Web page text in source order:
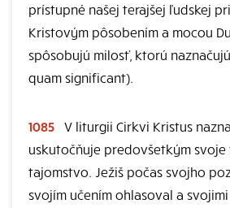
prístupné našej terajšej ľudskej
Kristovým pôsobením a mocou
spôsobujú milosť, ktorú
quam significant).
1085 V liturgii Cirkvi Kristus
uskutočňuje predovšetkým svoje
tajomstvo. Ježiš počas svojho
svojím učením ohlasoval a